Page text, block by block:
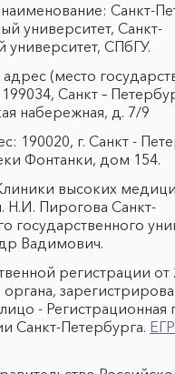
Санкт-
университет, Санкт-
университет, СПбГУ.
(место
Санкт –
набережная, д. 7/9
190020, г. Санкт -
Фонтанки, дом 154.
высоких
Н.И. Пирогова Санкт-
государственного
Вадимович.
регистрации от
- Регистрационная
Санкт-Петербурга.